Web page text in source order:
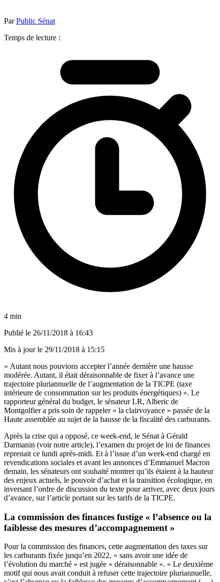
ParPublic Sénat
Temps de lecture :
4 min
Publié le 26/11/2018 à 16:43
Mis à jour le 29/11/2018 à 15:15
« Autant nous pouvions accepter l’année dernière une hausse
modérée. Autant, il était déraisonnable de fixer à l’avance une
trajectoire pluriannuelle de l’augmentation de la TICPE (taxe
intérieure de consommation sur les produits énergétiques) ». Le
rapporteur général du budget, le sénateur LR, Alberic de
Montgolfier a pris soin de rappeler « la clairvoyance » passée de la
Haute assemblée au sujet de la hausse de la fiscalité des carburants.
Après la crise qui a opposé, ce week-end, le Sénat à Gérald
Darmanin (voir notre article), l’examen du projet de loi de finances
reprenait ce lundi après-midi. Et à l’issue d’un week-end chargé en
revendications sociales et avant les annonces d’Emmanuel Macron
demain, les sénateurs ont souhaité montrer qu’ils étaient à la hauteur
des enjeux actuels, le pouvoir d’achat et la transition écologique, en
inversant l’ordre de discussion du texte pour arriver, avec deux jours
d’avance, sur l’article portant sur les tarifs de la TICPE.
La commission des finances fustige « l’absence ou la
faiblesse des mesures d’accompagnement »
Pour la commission des finances, cette augmentation des taxes sur
les carburants fixée jusqu’en 2022, « sans avoir une idée de
l’évolution du marché » est jugée « déraisonnable ». « Le deuxième
motif qui nous avait conduit à refuser cette trajectoire pluriannuelle,